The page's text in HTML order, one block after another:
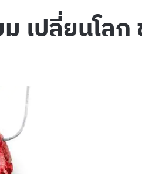
เปลี่ยนโลก